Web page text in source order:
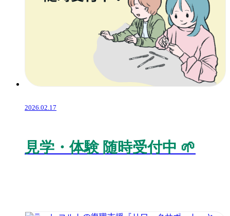
2026.02.17
見学・体験 随時受付中 🌱